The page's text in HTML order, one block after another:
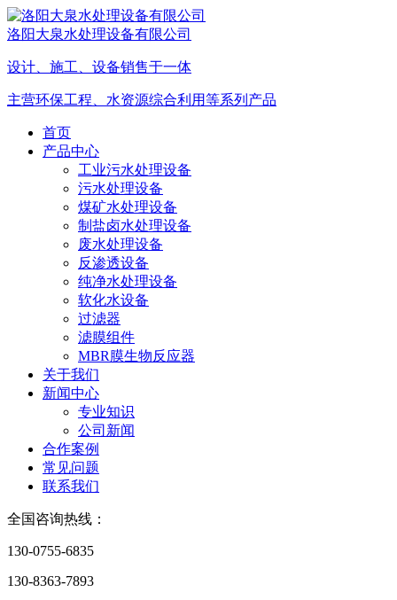
洛阳大泉水处理设备有限公司
设计、施工、设备销售于一体
主营环保工程、水资源综合利用等系列产品
首页
产品中心
工业污水处理设备
污水处理设备
煤矿水处理设备
制盐卤水处理设备
废水处理设备
反渗透设备
纯净水处理设备
软化水设备
过滤器
滤膜组件
MBR膜生物反应器
关于我们
新闻中心
专业知识
公司新闻
合作案例
常见问题
联系我们
全国咨询热线：
130-0755-6835
130-8363-7893